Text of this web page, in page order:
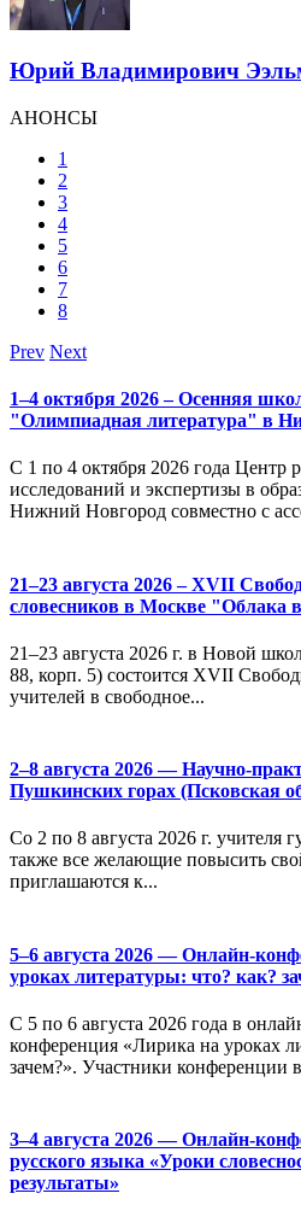
Юрий Владимирович
АНОНСЫ
1
2
3
4
5
6
7
8
Prev Next
1–4 октября 2026 – Осенняя
"Олимпиадная литература" в
С 1 по 4 октября 2026 года Центр
исследований и экспертизы в
Нижний Новгород совместно с
21–23 августа 2026 – XVII
словесников в Москве "Облака
21–23 августа 2026 г. в Новой
88, корп. 5) состоится XVII
учителей в свободное...
2–8 августа 2026 — Научно-
Пушкинских горах (Псковская
Со 2 по 8 августа 2026 г. учителя
также все желающие повысить
приглашаются к...
5–6 августа 2026 — Онлайн-
уроках литературы: что? как?
С 5 по 6 августа 2026 года в
конференция «Лирика на уроках
зачем?». Участники конференции
3–4 августа 2026 — Онлайн-
русского языка «Уроки
результаты»